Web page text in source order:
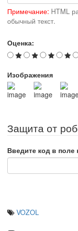
Примечание: HTML
обычный текст.
Оценка:
Изображения
Защита от
Введите код в поле
VOZOL